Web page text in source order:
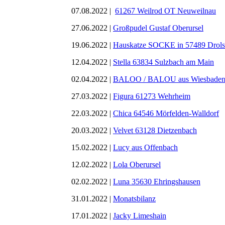
07.08.2022 | 61267 Weilrod OT Neuweilnau
27.06.2022 | Großpudel Gustaf Oberursel
19.06.2022 | Hauskatze SOCKE in 57489
12.04.2022 | Stella 63834 Sulzbach am Main
02.04.2022 | BALOO / BALOU aus Wiesbaden
27.03.2022 | Figura 61273 Wehrheim
22.03.2022 | Chica 64546 Mörfelden-Walldorf
20.03.2022 | Velvet 63128 Dietzenbach
15.02.2022 | Lucy aus Offenbach
12.02.2022 | Lola Oberursel
02.02.2022 | Luna 35630 Ehringshausen
31.01.2022 | Monatsbilanz
17.01.2022 | Jacky Limeshain